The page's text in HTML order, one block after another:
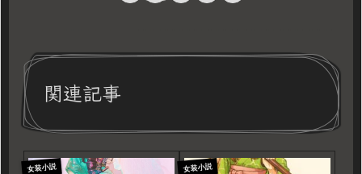
関連記事
女装小説 女装小説